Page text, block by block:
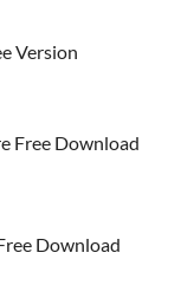
Version
Free Download
Download